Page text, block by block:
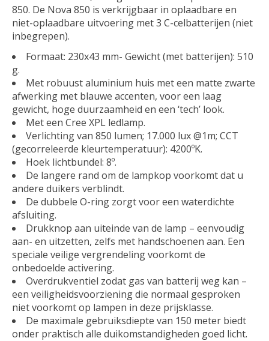
850. De Nova 850 is verkrijgbaar in oplaadbare en
niet-oplaadbare uitvoering met 3 C-celbatterijen (niet
inbegrepen).
Formaat: 230x43 mm- Gewicht (met batterijen): 510
g.
Met robuust aluminium huis met een matte zwarte
afwerking met blauwe accenten, voor een laag
gewicht, hoge duurzaamheid en een ‘tech’ look.
Met een Cree XPL ledlamp.
Verlichting van 850 lumen; 17.000 lux @1m; CCT
(gecorreleerde kleurtemperatuur): 4200ºK.
Hoek lichtbundel: 8º.
De langere rand om de lampkop voorkomt dat u
andere duikers verblindt.
De dubbele O-ring zorgt voor een waterdichte
afsluiting.
Drukknop aan uiteinde van de lamp – eenvoudig
aan- en uitzetten, zelfs met handschoenen aan. Een
speciale veilige vergrendeling voorkomt de
onbedoelde activering.
Overdrukventiel zodat gas van batterij weg kan –
een veiligheidsvoorziening die normaal gesproken
niet voorkomt op lampen in deze prijsklasse.
De maximale gebruiksdiepte van 150 meter biedt
onder praktisch alle duikomstandigheden goed licht.